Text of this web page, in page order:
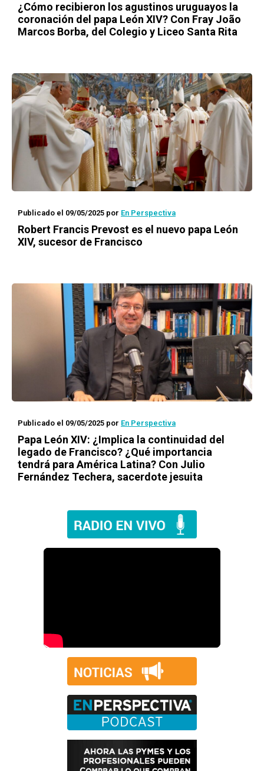
¿Cómo recibieron los agustinos uruguayos la
coronación del papa León XIV? Con Fray João
Marcos Borba, del Colegio y Liceo Santa Rita
Publicado el 09/05/2025 por En Perspectiva
Robert Francis Prevost es el nuevo papa León
XIV, sucesor de Francisco
Publicado el 09/05/2025 por En Perspectiva
Papa León XIV: ¿Implica la continuidad del
legado de Francisco? ¿Qué importancia
tendrá para América Latina? Con Julio
Fernández Techera, sacerdote jesuita